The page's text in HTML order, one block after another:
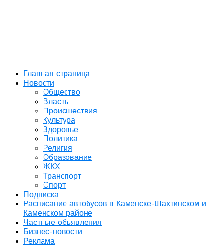
Главная страница
Новости
Общество
Власть
Происшествия
Культура
Здоровье
Политика
Религия
Образование
ЖКХ
Транспорт
Спорт
Подписка
Расписание автобусов в Каменске-Шахтинском и
Каменском районе
Частные объявления
Бизнес-новости
Реклама